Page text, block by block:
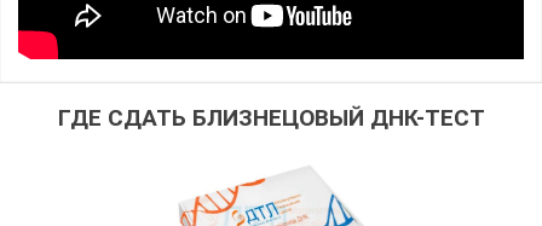
ГДЕ СДАТЬ БЛИЗНЕЦОВЫЙ ДНК-ТЕСТ